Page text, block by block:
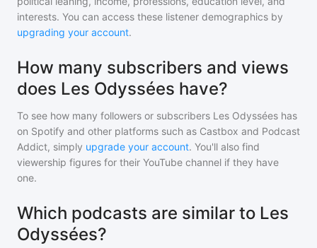
interests. You can access these listener demographics by
upgrading your account.
How many subscribers and views
does Les Odyssées have?
To see how many followers or subscribers Les Odyssées has
on Spotify and other platforms such as Castbox and Podcast
Addict, simply upgrade your account. You'll also find
viewership figures for their YouTube channel if they have
one.
Which podcasts are similar to Les
Odyssées?